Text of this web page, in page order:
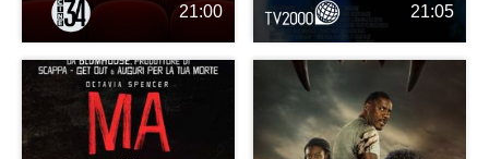
21:00 21:05